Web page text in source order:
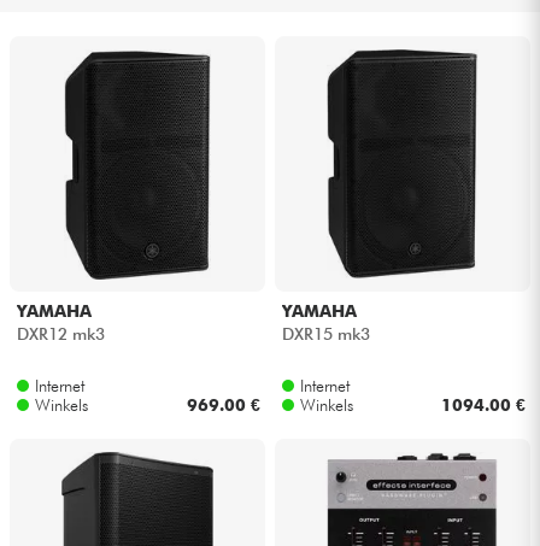
Blaasinstrument
Viool & Quatuor
Kinderen
Kabels & toebehoren
HiFi
Bekijk onze merken
YAMAHA
DXR12 mk3
Internet
Winkels
969.00 €
YAMAHA
DXR15 mk3
Internet
Winkels
1094.00 €